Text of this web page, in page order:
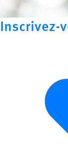
Inscrivez-